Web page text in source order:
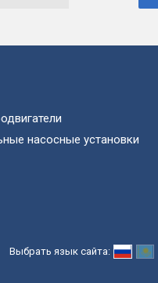
Выбрать язык сайта:
насосные установки